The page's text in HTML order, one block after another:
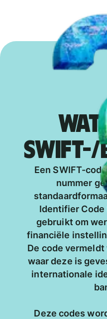
WAT
SWIFT-/
Een SWIFT-
nummer
Identifier Code
gebruikt om
financiële
De code
waar deze is
internationale
Deze codes